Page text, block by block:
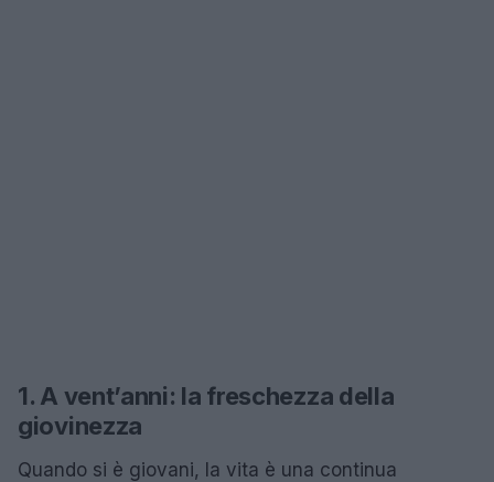
1. A vent’anni: la freschezza della
giovinezza
Quando si è giovani, la vita è una continua